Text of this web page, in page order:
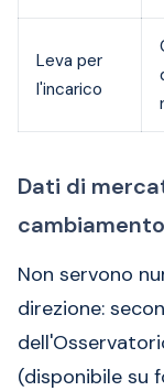
Leva per
l'incarico
Dati di
cambiamento
Non servono
direzione:
(disponibile su